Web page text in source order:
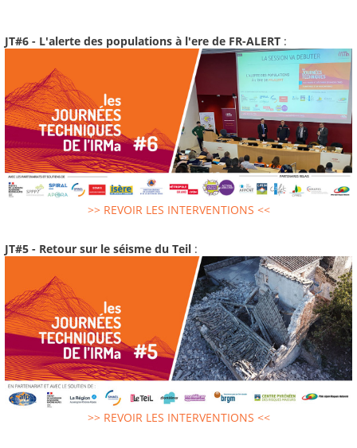
JT#6 - L'alerte des populations à l'ere de FR-ALERT :
>> REVOIR LES INTERVENTIONS <<
JT#5 - Retour sur le séisme du Teil :
>> REVOIR LES INTERVENTIONS <<